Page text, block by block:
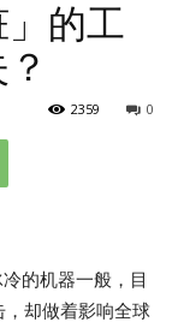
的工
0
2359
的机器一般，目
却做着影响全球